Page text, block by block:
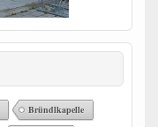
Bründlkapelle